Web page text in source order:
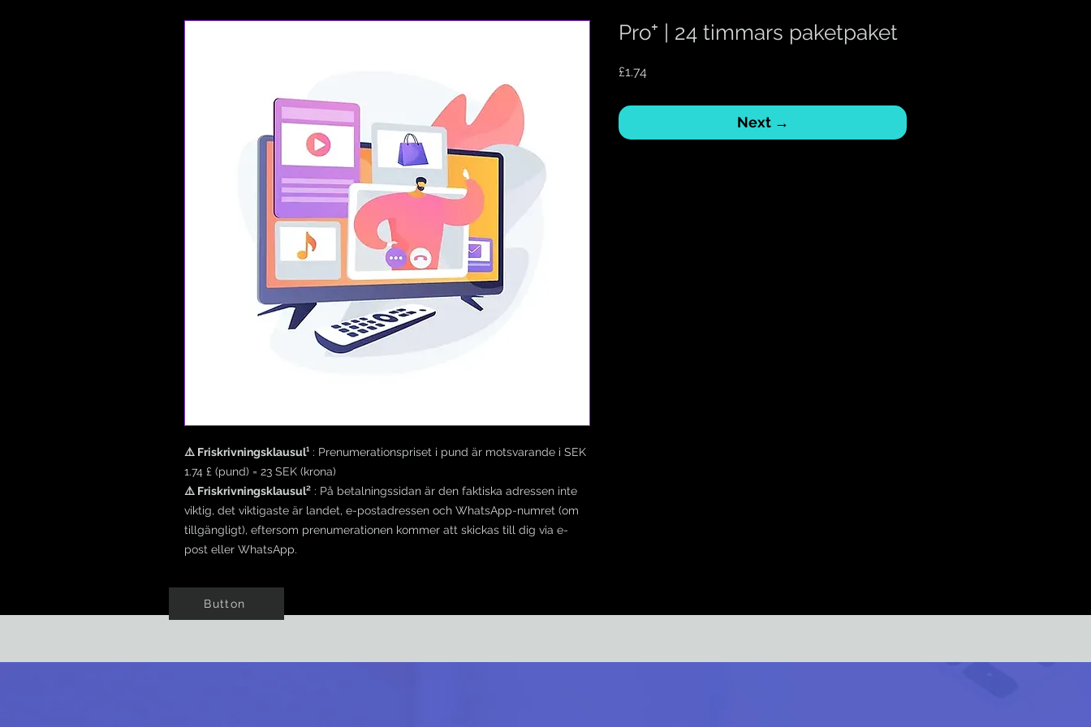
⚠️ Friskrivningsklausul¹ : Prenumerationspriset i pund är motsvarande i SEK
1.74 £ (pund) = 23 SEK (krona)
⚠️ Friskrivningsklausul² : På betalningssidan är den faktiska adressen inte
viktig, det viktigaste är landet, e-postadressen och WhatsApp-numret (om
tillgängligt), eftersom prenumerationen kommer att skickas till dig via e-
post eller WhatsApp.
Pro⁺ | 24 timmars paketpaket
£1.74Price
Next →
Button